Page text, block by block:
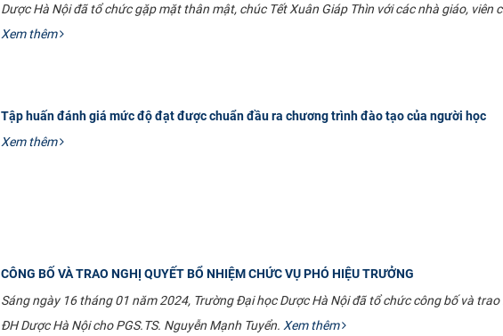
Dược Hà Nội đã tổ chức gặp mặt thân mật, chúc Tết Xuân Giáp Thìn với các nhà giáo,
Xem thêm
Tập huấn đánh giá mức độ đạt được chuẩn đầu ra chương trình đào tạo của người học
Xem thêm
CÔNG BỐ VÀ TRAO NGHỊ QUYẾT BỔ NHIỆM CHỨC VỤ PHÓ HIỆU TRƯỞNG
Sáng ngày 16 tháng 01 năm 2024, Trường Đại học Dược Hà Nội đã tổ chức công bố và
ĐH Dược Hà Nội cho PGS.TS. Nguyễn Mạnh Tuyển. Xem thêm